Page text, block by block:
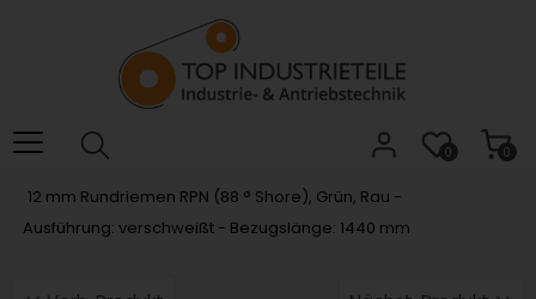
das
Barrierefreiheitsmenü
0
0
12 mm Rundriemen RPN (88 ° Shore), Grün, Rau -
Ausführung: verschweißt - Bezugslänge: 1440 mm